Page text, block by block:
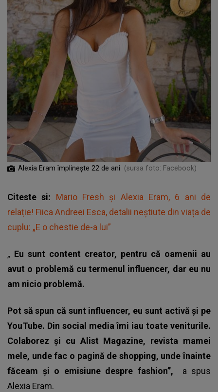
Alexia Eram împlinește 22 de ani (sursa foto: Facebook)
Citeste si: Mario Fresh și Alexia Eram, 6 ani de
relație! Fiica Andreei Esca, detalii neștiute din viața de
cuplu: „E o chestie de-a lui”
„ Eu sunt content creator, pentru că oamenii au
avut o problemă cu termenul influencer, dar eu nu
am nicio problemă.
Pot să spun că sunt influencer, eu sunt activă și pe
YouTube. Din social media îmi iau toate veniturile.
Colaborez și cu Alist Magazine, revista mamei
mele, unde fac o pagină de shopping, unde înainte
făceam și o emisiune despre fashion”,
a spus
Alexia Eram.